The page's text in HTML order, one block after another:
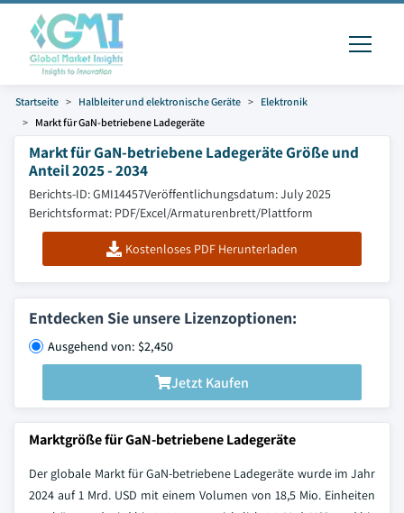
Startseite Halbleiter und elektronische Geräte
Elektronik
Markt für GaN-betriebene Ladegeräte
Markt für GaN-betriebene Ladegeräte Größe und
Anteil 2025 - 2034
Berichts-ID: GMI14457Veröffentlichungsdatum: July 2025
Berichtsformat: PDF/Excel/Armaturenbrett/Plattform
Kostenloses PDF Herunterladen
Entdecken Sie unsere Lizenzoptionen:
Ausgehend von: $2,450
Jetzt Kaufen
Marktgröße für GaN-betriebene Ladegeräte
Der globale Markt für GaN-betriebene Ladegeräte wurde im Jahr
2024 auf 1 Mrd. USD mit einem Volumen von 18,5 Mio. Einheiten